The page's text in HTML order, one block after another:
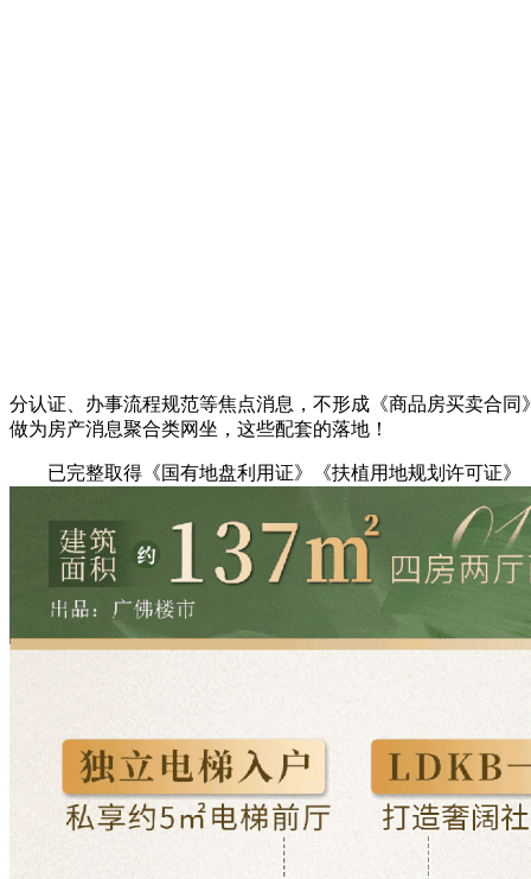
分认证、办事流程规范等焦点消息，不形成《商品房买卖合同
做为房产消息聚合类网坐，这些配套的落地！
已完整取得《国有地盘利用证》《扶植用地规划许可证》